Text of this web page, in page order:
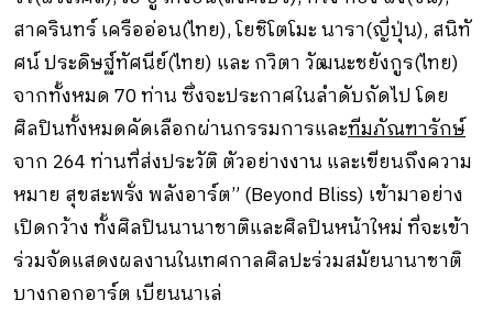
สาครินทร์ เครืออ่อน(ไทย), โยชิโตโมะ นารา(ญี่ปุ่น), สนิทั
ศน์ ประดิษฐ์ทัศนีย์(ไทย) และ กวิตา วัฒนะชยังกูร(ไทย)
จากทั้งหมด 70 ท่าน ซึ่งจะประกาศในลำดับถัดไป โดย
ศิลปินทั้งหมดคัดเลือกผ่านกรรมการและทีมภัณฑารักษ์
จาก 264 ท่านที่ส่งประวัติ ตัวอย่างงาน และเขียนถึงความ
หมาย สุขสะพรั่ง พลังอาร์ต” (Beyond Bliss) เข้ามาอย่าง
เปิดกว้าง ทั้งศิลปินนานาชาติและศิลปินหน้าใหม่ ที่จะเข้า
ร่วมจัดแสดงผลงานในเทศกาลศิลปะร่วมสมัยนานาชาติ
บางกอกอาร์ต เบียนนาเล่